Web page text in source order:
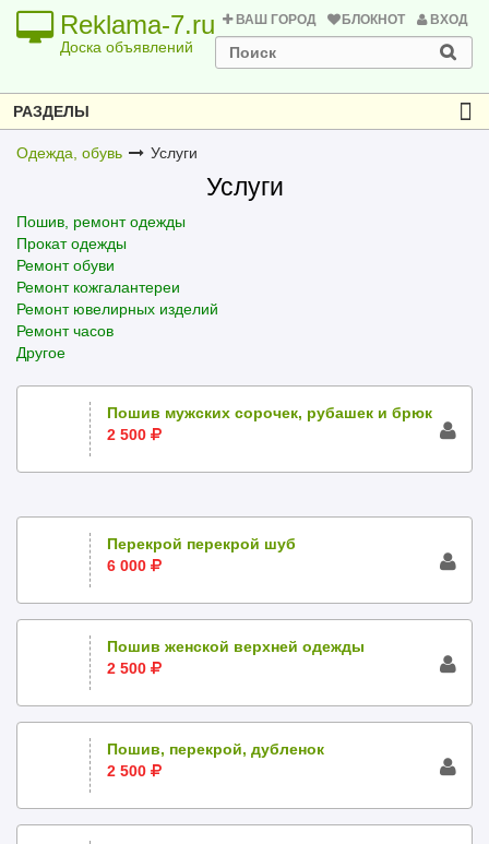
Reklama-7.ru
Доска объявлений
ВАШ ГОРОД БЛОКНОТ ВХОД
РАЗДЕЛЫ
Одежда, обувь Услуги
Услуги
Пошив, ремонт одежды
Прокат одежды
Ремонт обуви
Ремонт кожгалантереи
Ремонт ювелирных изделий
Ремонт часов
Другое
Пошив мужских сорочек, рубашек и брюк
2 500
Перекрой перекрой шуб
6 000
Пошив женской верхней одежды
2 500
Пошив, перекрой, дубленок
2 500